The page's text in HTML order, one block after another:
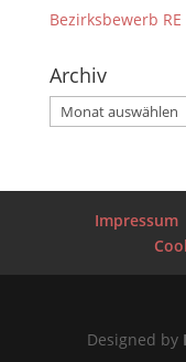
Bezirksbewerb RE
Archiv
Archiv
Impressum
Designed by